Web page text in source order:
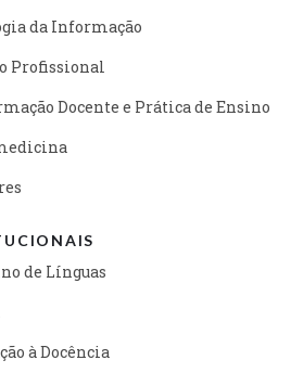
da Informação
Profissional
Docente e Prática de Ensino
de Línguas
à Docência